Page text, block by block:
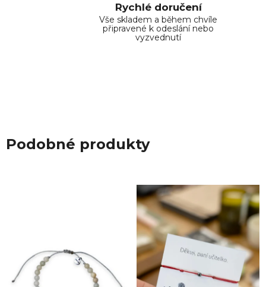
Rychlé doručení
Vše skladem a během chvíle
připravené k odeslání nebo
vyzvednutí
Podobné produkty